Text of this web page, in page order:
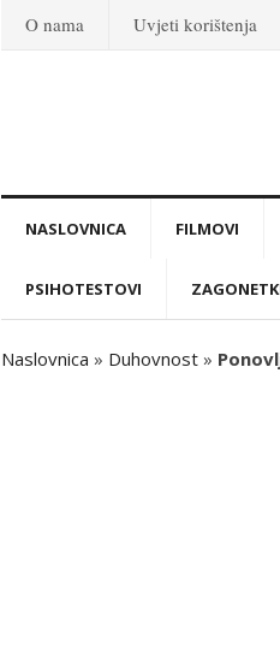
O nama Uvjeti korištenja
NASLOVNICA FILMOVI
PSIHOTESTOVI
Naslovnica » Duhovnost »